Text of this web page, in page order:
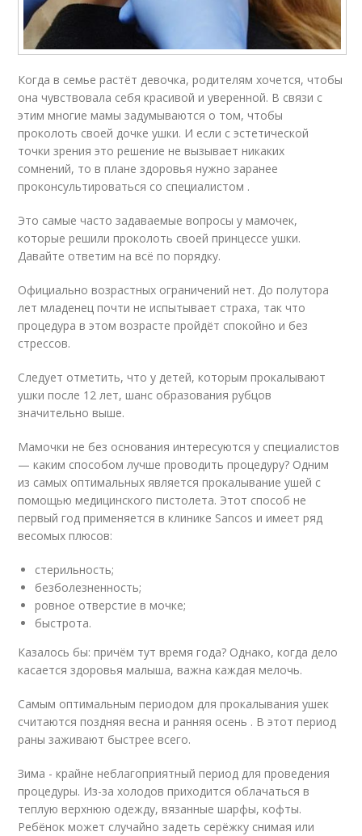
Когда в семье растёт девочка, родителям хочется, чтобы
она чувствовала себя красивой и уверенной. В связи с
этим многие мамы задумываются о том, чтобы
проколоть своей дочке ушки. И если с эстетической
точки зрения это решение не вызывает никаких
сомнений, то в плане здоровья нужно заранее
проконсультироваться со специалистом .
Это самые часто задаваемые вопросы у мамочек,
которые решили проколоть своей принцессе ушки.
Давайте ответим на всё по порядку.
Официально возрастных ограничений нет. До полутора
лет младенец почти не испытывает страха, так что
процедура в этом возрасте пройдёт спокойно и без
стрессов.
Следует отметить, что у детей, которым прокалывают
ушки после 12 лет, шанс образования рубцов
значительно выше.
Мамочки не без основания интересуются у специалистов
— каким способом лучше проводить процедуру? Одним
из самых оптимальных является прокалывание ушей с
помощью медицинского пистолета. Этот способ не
первый год применяется в клинике Sancos и имеет ряд
весомых плюсов:
стерильность;
безболезненность;
ровное отверстие в мочке;
быстрота.
Казалось бы: причём тут время года? Однако, когда дело
касается здоровья малыша, важна каждая мелочь.
Самым оптимальным периодом для прокалывания ушек
считаются поздняя весна и ранняя осень . В этот период
раны заживают быстрее всего.
Зима - крайне неблагоприятный период для проведения
процедуры. Из-за холодов приходится облачаться в
теплую верхнюю одежду, вязанные шарфы, кофты.
Ребёнок может случайно задеть серёжку снимая или